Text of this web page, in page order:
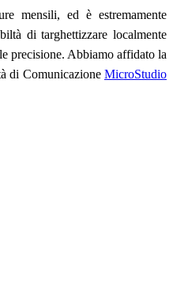
mensili, ed è estremamente
di targhettizzare localmente
precisione. Abbiamo affidato la
di Comunicazione MicroStudio